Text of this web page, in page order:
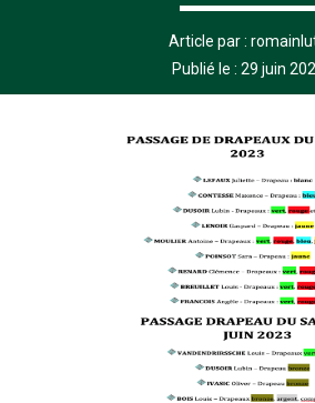
Article par :
Publié le : 29 juin